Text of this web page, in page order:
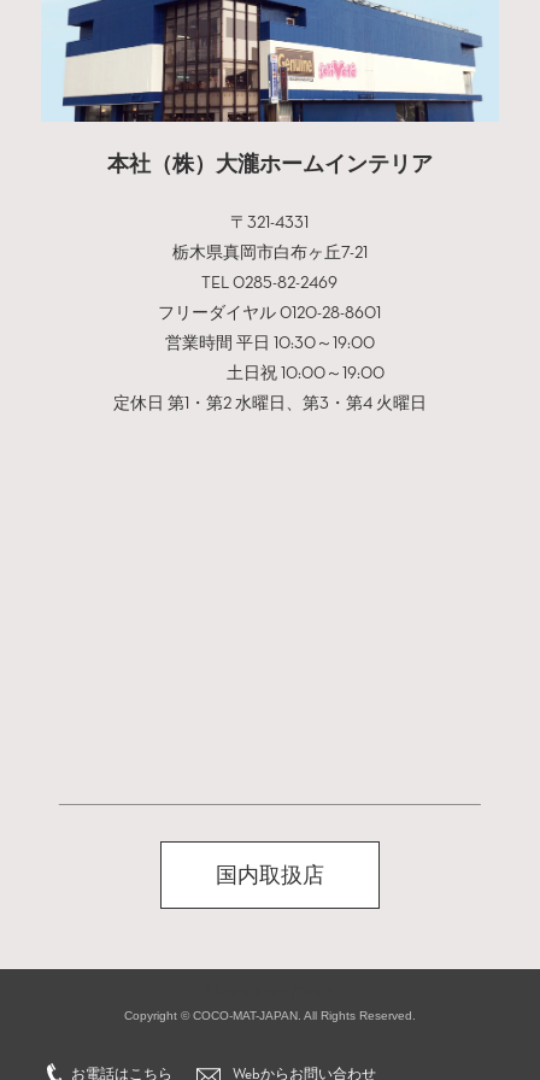
本社（株）大瀧ホームインテリア
〒321-4331
栃木県真岡市白布ヶ丘7-21
TEL 0285-82-2469
フリーダイヤル 0120-28-8601
営業時間 平日 10:30～19:00
土日祝 10:00～19:00
定休日 第1・第2 水曜日、第3・第4 火曜日
国内取扱店
Copyright © COCO-MAT-JAPAN. All Rights Reserved.
お電話はこちら Webからお問い合わせ